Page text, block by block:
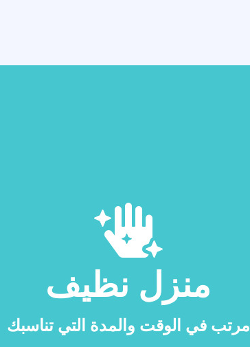
منزل نظيف
مرتب في الوقت والمدة التي تناسبك